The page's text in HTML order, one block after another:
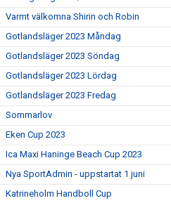
Varmt välkomna Shirin och Robin
Gotlandsläger 2023 Måndag
Gotlandsläger 2023 Söndag
Gotlandsläger 2023 Lördag
Gotlandsläger 2023 Fredag
Sommarlov
Eken Cup 2023
Ica Maxi Haninge Beach Cup 2023
Nya SportAdmin - uppstartat 1 juni
Katrineholm Handboll Cup